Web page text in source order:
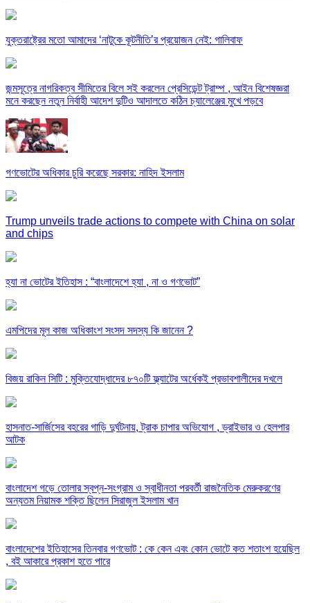
যুক্তরাষ্ট্রের মতো আমাদের ‘নাটুকে কূটনীতি’র প্রয়োজন নেই: গালিবাফ
জন্মসূত্রে নাগরিকত্ব সীমিতের বিলে সই করলেন প্রেসিডেন্ট ট্রাম্প , আইন বিশেষজ্ঞরা
মনে করছেন নতুন নির্বাহী আদেশ দুটিও আদালতে কঠিন চ্যালেঞ্জের মুখে পড়বে
গণভোটের অধিকার চুরি করেছে সরকার: নাহিদ ইসলাম
Trump unveils trade actions to compete with China on solar
and chips
হ্যা না ভোটের ইতিহাস : “বাংলাদেশে হ্যা , না ও গণভোট”
এমপিদের মূল কাজ অধিকাংশ সংসদ সদস্য কি জানেন ?
বিজয় রাকিন সিটি : মুক্তিযোদ্ধাদের ৮৭০টি ফ্ল্যাটের অর্ধেকই প্রভাবশালীদের দখলে
হাসনাত-সার্জিসের বহরের গাড়ি দুর্ঘটনায়, ট্রাক চাপার অভিযোগ , ড্রাইভার ও হেলপার
আটক
বাংলাদেশ গড়ে তোলার স্বপ্ন-সংগ্রাম ও স্বাধীনতা পরবর্তী রাজনৈতিক মেরুকরণের
অন্যতম নিয়ামক শক্তি ছিলেন সিরাজুল ইসলাম খান
বাংলাদেশের ইতিহাসের তিনবার গণভোট : কে কেন এবং কোন ভোটে কত শতাংশ হয়েছিল
, বই আকারে প্রকাশ হতে পারে